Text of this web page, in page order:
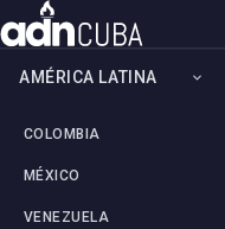
AMÉRICA LATINA
COLOMBIA
MÉXICO
VENEZUELA